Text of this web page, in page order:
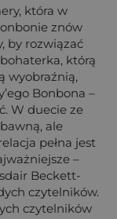
która w
znów
by rozwiązać
którą
wyobraźnią,
Bonbona –
W duecie ze
ale
pełna jest
–
Beckett-
czytelników.
czytelników